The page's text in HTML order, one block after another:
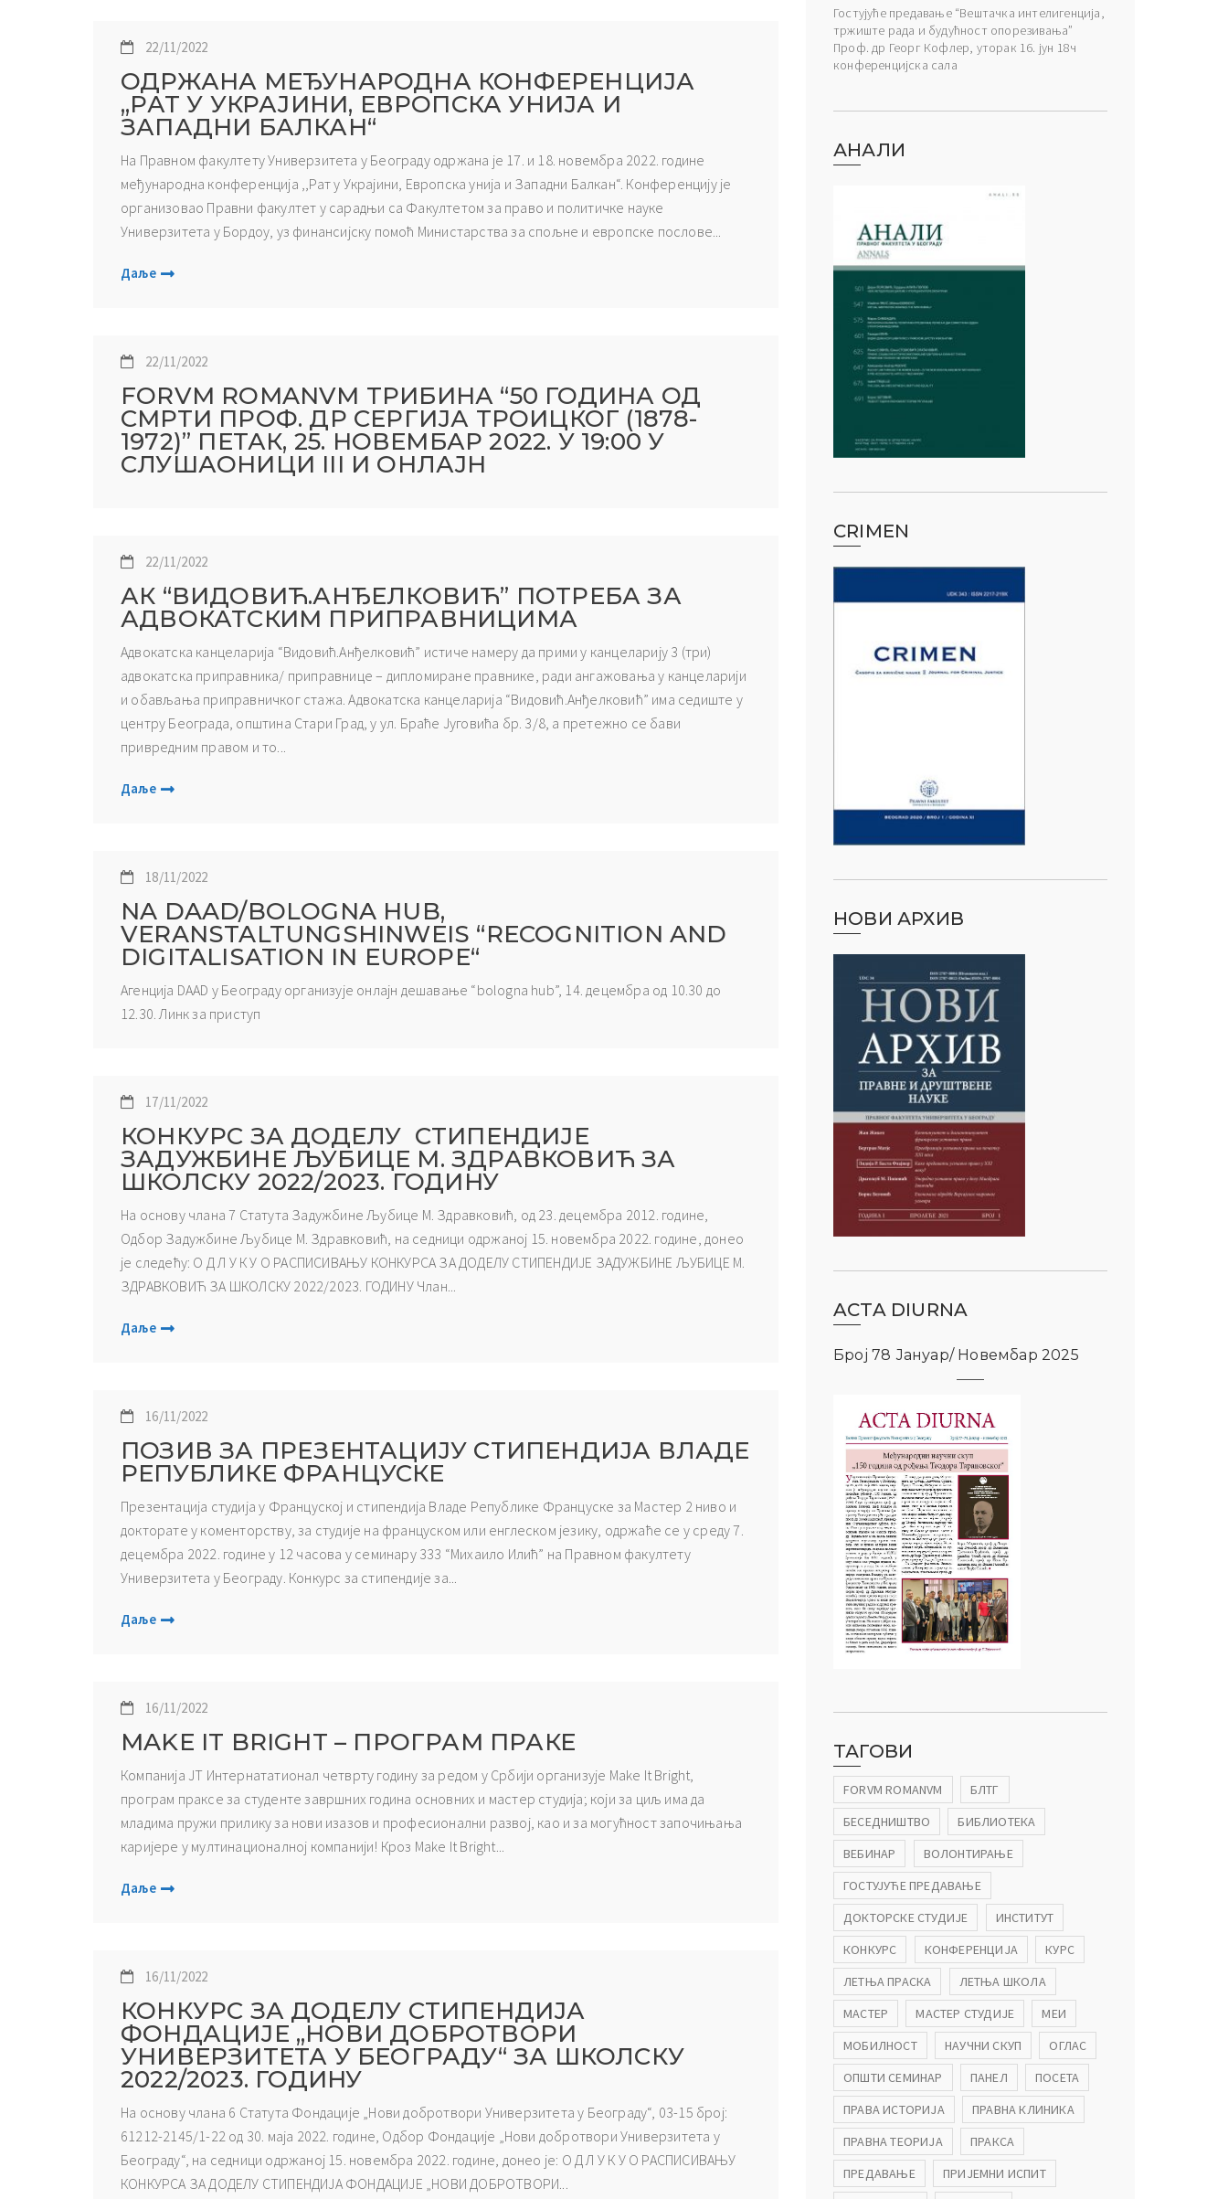
22/11/2022
ОДРЖАНА МЕЂУНАРОДНА КОНФЕРЕНЦИЈА
,,РАТ У УКРАЈИНИ, ЕВРОПСКА УНИЈА И
ЗАПАДНИ БАЛКАН“
На Правном факултету Универзитета у Београду одржана је 17. и 18. новембра 2022. године
међународна конференција ,,Рат у Украјини, Европска унија и Западни Балкан“. Конференцију је
организовао Правни факултет у сарадњи са Факултетом за право и политичке науке
Универзитета у Бордоу, уз финансијску помоћ Министарства за спољне и европске послове...
Даље
22/11/2022
FORVM ROMANVM ТРИБИНА “50 ГОДИНА ОД
СМРТИ ПРОФ. ДР СЕРГИЈА ТРОИЦКОГ (1878-
1972)” ПЕТАК, 25. НОВЕМБАР 2022. У 19:00 У
СЛУШАОНИЦИ III И ОНЛАЈН
22/11/2022
АК “ВИДОВИЋ.АНЂЕЛКОВИЋ” ПОТРЕБА ЗА
АДВОКАТСКИМ ПРИПРАВНИЦИМА
Адвокатска канцеларија “Видовић.Анђелковић” истиче намеру да прими у канцеларију 3 (три)
адвокатска приправника/ приправнице – дипломиране правнике, ради ангажовања у канцеларији
и обављања приправничког стажа. Адвокатска канцеларија “Видовић.Анђелковић” има седиште у
центру Београда, општина Стари Град, у ул. Браће Југовића бр. 3/8, а претежно се бави
привредним правом и то...
Даље
18/11/2022
NA DAAD/BOLOGNA HUB,
VERANSTALTUNGSHINWEIS “RECOGNITION AND
DIGITALISATION IN EUROPE“
Агенција DAAD у Београду организује онлајн дешавање “bologna hub”, 14. децембра од 10.30 до
12.30. Линк за приступ
17/11/2022
КОНКУРС ЗА ДОДЕЛУ СТИПЕНДИЈЕ
ЗАДУЖБИНЕ ЉУБИЦЕ М. ЗДРАВКОВИЋ ЗА
ШКОЛСКУ 2022/2023. ГОДИНУ
На основу члана 7 Статута Задужбине Љубице М. Здравковић, од 23. децембра 2012. године,
Одбор Задужбине Љубице М. Здравковић, на сeдници одржаној 15. новембра 2022. године, донео
је следећу: О Д Л У К У О РАСПИСИВАЊУ КОНКУРСА ЗА ДОДЕЛУ СТИПЕНДИЈЕ ЗАДУЖБИНЕ ЉУБИЦЕ М.
ЗДРАВКОВИЋ ЗА ШКОЛСКУ 2022/2023. ГОДИНУ Члан...
Даље
16/11/2022
ПОЗИВ ЗА ПРЕЗЕНТАЦИЈУ СТИПЕНДИЈА ВЛАДЕ
РЕПУБЛИКЕ ФРАНЦУСКЕ
Презентација студија у Француској и стипендија Владе Републике Француске за Мастер 2 ниво и
докторате у коменторству, за студије на француском или енглеском језику, одржаће се у среду 7.
децембра 2022. године у 12 часова у семинару 333 “Михаило Илић” на Правном факултету
Универзитета у Београду. Конкурс за стипендије за...
Даље
16/11/2022
MAKE IT BRIGHT – ПРОГРАМ ПРАКЕ
Компанија ЈТ Интернататионал четврту годину за редом у Србији организује Make It Bright,
програм праксе за студенте завршних година основних и мастер студија; који за циљ има да
младима пружи прилику за нови изазов и професионални развој, као и за могућност започињања
каријере у мултинационалној компанији! Кроз Make It Bright...
Даље
16/11/2022
КОНКУРС ЗА ДОДЕЛУ СТИПЕНДИЈА
ФОНДАЦИЈЕ „НОВИ ДОБРОТВОРИ
УНИВЕРЗИТЕТА У БЕОГРАДУ“ ЗА ШКОЛСКУ
2022/2023. ГОДИНУ
На основу члана 6 Статута Фондације „Нови добротвори Универзитета у Београду“, 03-15 број:
61212-2145/1-22 од 30. маја 2022. године, Одбор Фондацијe „Нови добротвори Универзитета у
Београду“, на сeдници одржаној 15. новембра 2022. године, донео је: О Д Л У К У О РАСПИСИВАЊУ
КОНКУРСА ЗА ДОДЕЛУ СТИПЕНДИЈА ФОНДАЦИЈЕ „НОВИ ДОБРОТВОРИ...
Гостујуће предавање “Вештачка интелигенција,
тржиште рада и будућност опорезивања”
Проф. др Георг Кофлер, уторак 16. јун 18ч
конференцијска сала
АНАЛИ
CRIMEN
НОВИ АРХИВ
ACTA DIURNA
Број 78 Јануар/ Новембар 2025
ТАГОВИ
FORVM ROMANVM
БЛТГ
БЕСЕДНИШТВО
БИБЛИОТЕКА
ВЕБИНАР
ВОЛОНТИРАЊЕ
ГОСТУЈУЋЕ ПРЕДАВАЊЕ
ДОКТОРСКЕ СТУДИЈЕ
ИНСТИТУТ
КОНКУРС
КОНФЕРЕНЦИЈА
КУРС
ЛЕТЊА ПРАСКА
ЛЕТЊА ШКОЛА
МАСТЕР
МАСТЕР СТУДИЈЕ
МЕИ
МОБИЛНОСТ
НАУЧНИ СКУП
ОГЛАС
ОПШТИ СЕМИНАР
ПАНЕЛ
ПОСЕТА
ПРАВА ИСТОРИЈА
ПРАВНА КЛИНИКА
ПРАВНА ТЕОРИЈА
ПРАКСА
ПРЕДАВАЊЕ
ПРИЈЕМНИ ИСПИТ